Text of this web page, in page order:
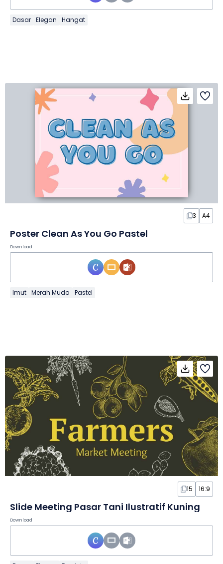
Dasar Elegan Hangat
3 A4
Poster Clean As You Go Pastel
Download
Imut Merah Muda Pastel
15 16:9
Slide Meeting Pasar Tani Ilustratif Kuning
Download